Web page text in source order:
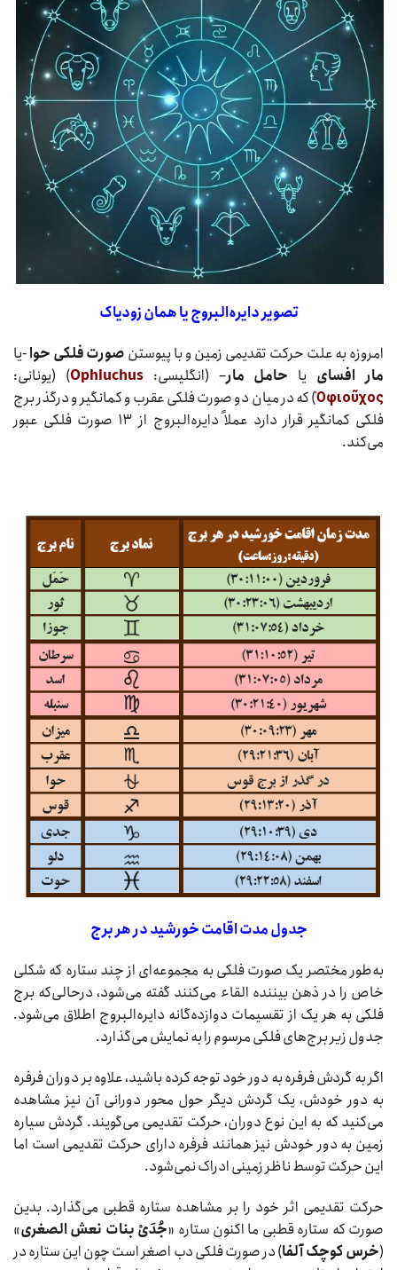
تصویر دایره‌البروج یا همان زودیاک
امروزه به علت حرکت تقدیمی زمین و با پیوستن صورت فلکی حوا-یا
مار افسای یا حامل مار– (انگلیسی:Ophiuchus) (یونانی:
Ὀφιοῦχος) که در میان دو صورت فلکی عقرب و کمانگیر و درگذر برج
فلکی کمانگیر قرار دارد عملاً دایره‌البروج از ۱۳ صورت فلکی عبور
می‌کند.
جدول مدت اقامت خورشید در هر برج
به‌طور مختصر یک صورت فلکی به مجموعه‌ای از چند ستاره که شکلی
خاص را در ذهن بیننده القاء می‌کنند گفته می‌شود، درحالی‌که برج
فلکی به هر یک از تقسیمات دوازده‌گانه دایره‌البروج اطلاق می‌شود.
جدول زیر برج‌های فلکی مرسوم را به نمایش می‌گذارد.
اگر به گردش فرفره به دور خود توجه کرده باشید، علاوه بر دوران فرفره
به دور خودش، یک گردش دیگر حول محور دورانی آن نیز مشاهده
می‌کنید که به این نوع دوران، حرکت تقدیمی می‌گویند. گردش سیاره
زمین به دور خودش نیز همانند فرفره دارای حرکت تقدیمی است اما
این حرکت توسط ناظر زمینی ادراک نمی‌شود.
حرکت تقدیمی اثر خود را بر مشاهده ستاره قطبی می‌گذارد. بدین
صورت که ستاره‌ قطبی ما اکنون ستاره «جُدَیْ بنات نعش الصغری»
(خرس کوچک آلفا) در صورت فلکی دب اصغر است چون این ستاره در